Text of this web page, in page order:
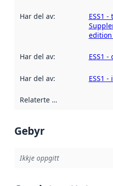
Har del av:
ESS1
edition
Har del av: ESS1
Har del av: ESS1
Relaterte ressursar
Gebyr
Ikkje oppgitt